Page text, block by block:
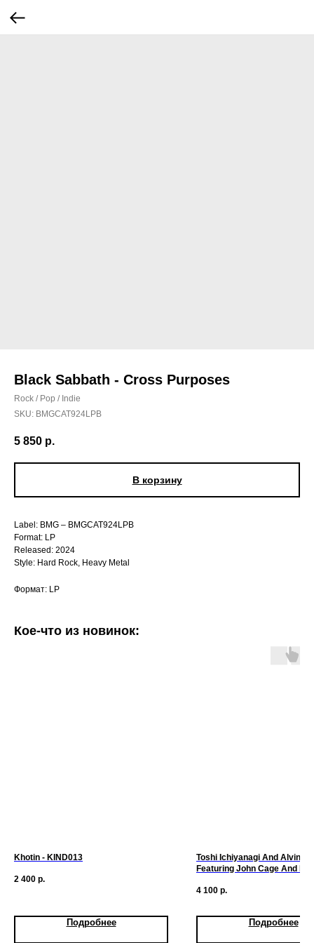
Black Sabbath - Cross Purposes
Rock / Pop / Indie
SKU: BMGCAT924LPB
5 850 р.
В корзину
Label: BMG – BMGCAT924LPB
Format: LP
Released: 2024
Style: Hard Rock, Heavy Metal
Формат: LP
Кое-что из новинок:
Khotin - KIND013
2 400 р.
Подробнее
Toshi Ichiyanagi And Alvin
Featuring John Cage And
Performer
4 100 р.
Подробнее